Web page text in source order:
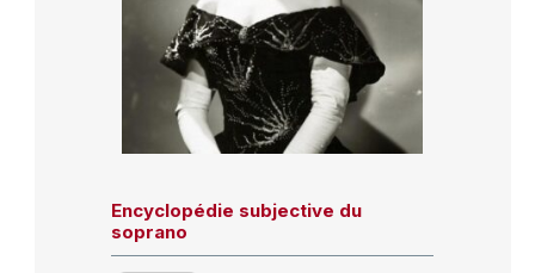
Encyclopédie subjective du
soprano